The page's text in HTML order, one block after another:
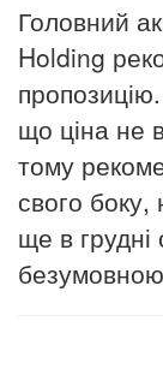
Головний
Holding
що ціна не
тому
свого боку,
ще в